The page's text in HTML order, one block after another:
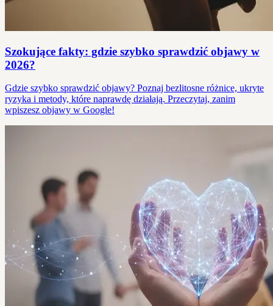
Szokujące fakty: gdzie szybko sprawdzić objawy w
2026?
Gdzie szybko sprawdzić objawy? Poznaj bezlitosne różnice, ukryte
ryzyka i metody, które naprawdę działają. Przeczytaj, zanim
wpiszesz objawy w Google!